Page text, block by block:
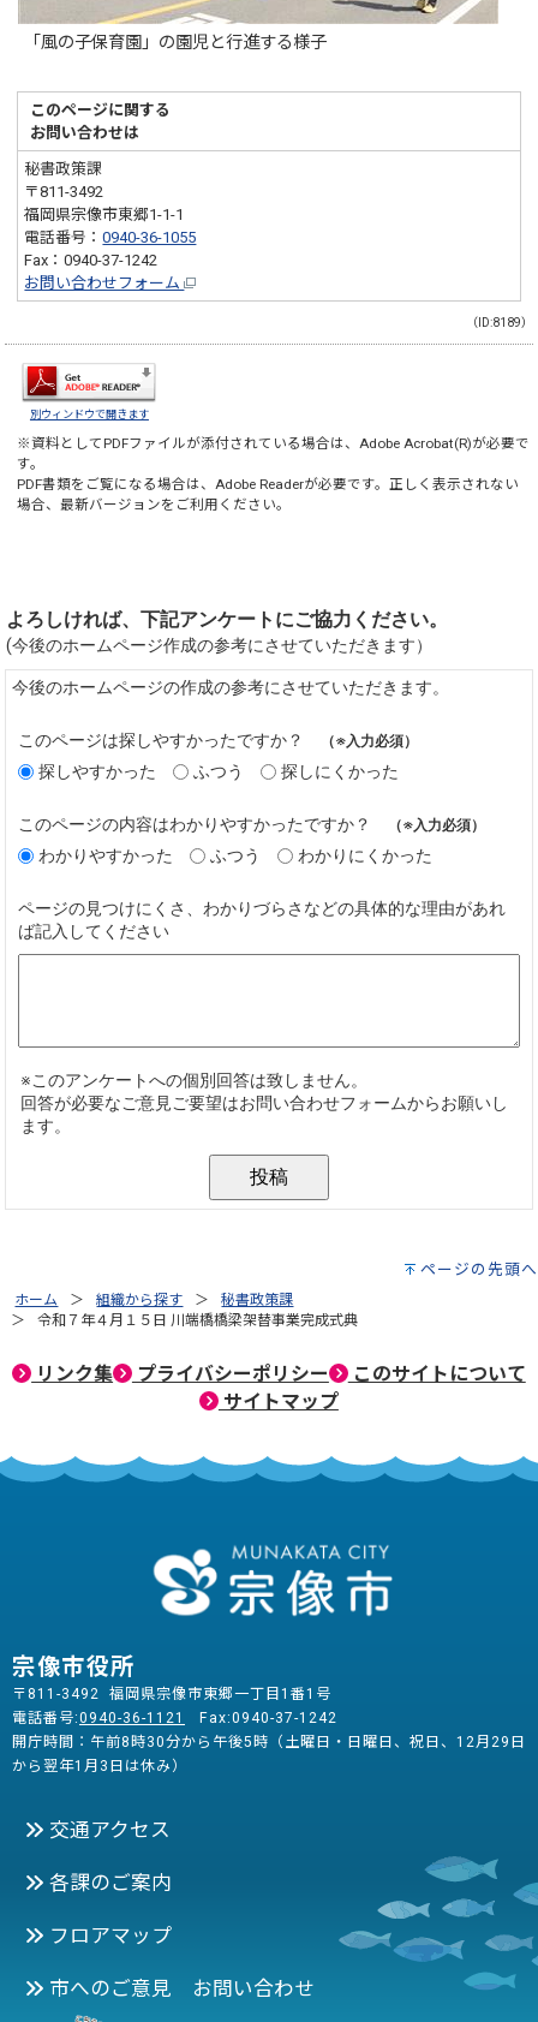
「風の子保育園」の園児と行進する様子
このページに関する
お問い合わせは
秘書政策課
〒811-3492
福岡県宗像市東郷1-1-1
電話番号：0940-36-1055
Fax：0940-37-1242
お問い合わせフォーム
（ID:8189）
別ウィンドウで開きます
※資料としてPDFファイルが添付されている場合は、 Adobe Acrobat(R)が必要で
す。
PDF書類をご覧になる場合は、 Adobe Readerが必要です。正しく表示されない
場合、最新バージョンをご利用ください。
ページの先頭へ
ホーム 組織から探す
秘書政策課
令和７年４月１５日 川端橋橋梁架替事業完成式典
リンク集 プライバシーポリシー
このサイトについて
サイトマップ
宗像市役所
〒811-3492 福岡県宗像市東郷一丁目1番1号
電話番号:0940-36-1121
Fax:0940-37-1242
開庁時間：午前8時30分から午後5時（土曜日・日曜日、祝日、12月29日
から翌年1月3日は休み）
交通アクセス
各課のご案内
フロアマップ
市へのご意見 お問い合わせ